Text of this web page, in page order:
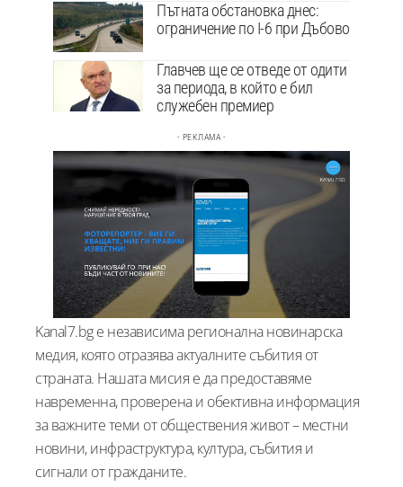
Пътната обстановка днес:
ограничение по I-6 при Дъбово
Главчев ще се отведе от одити
за периода, в който е бил
служебен премиер
- РЕКЛАМА -
Kanal7.bg е независима регионална новинарска
медия, която отразява актуалните събития от
страната. Нашата мисия е да предоставяме
навременна, проверена и обективна информация
за важните теми от обществения живот – местни
новини, инфраструктура, култура, събития и
сигнали от гражданите.